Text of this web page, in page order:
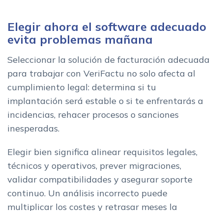
Elegir ahora el software adecuado
evita problemas mañana
Seleccionar la solución de facturación adecuada
para trabajar con VeriFactu no solo afecta al
cumplimiento legal: determina si tu
implantación será estable o si te enfrentarás a
incidencias, rehacer procesos o sanciones
inesperadas.
Elegir bien significa alinear requisitos legales,
técnicos y operativos, prever migraciones,
validar compatibilidades y asegurar soporte
continuo. Un análisis incorrecto puede
multiplicar los costes y retrasar meses la